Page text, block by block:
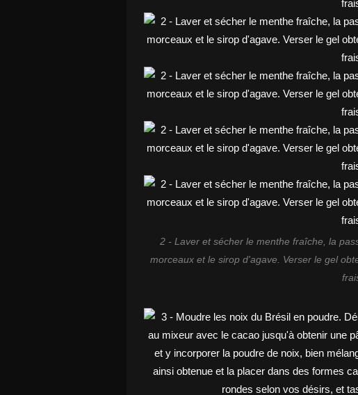
2 - Laver et sécher le menthe fraîche, la
morceaux et le sirop d'agave. Verser le gel